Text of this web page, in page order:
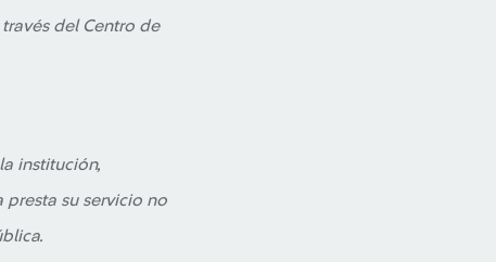
del Centro de
institución,
su servicio no